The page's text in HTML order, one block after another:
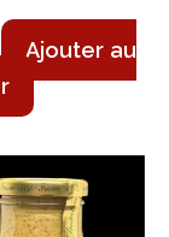
Ajouter au